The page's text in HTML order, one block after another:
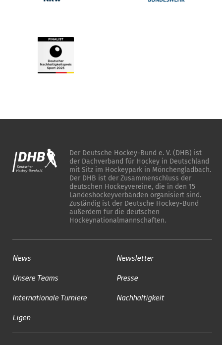
Der Deutsche Hockey-Bund e. V. (DHB) ist
der Dachverband für Hockey in Deutschland
mit Sitz im Hockeypark in Mönchengladbach.
Der DHB ist der Zusammenschluss der
deutschen Hockeyvereine, die in den 15
Landeshockeyverbänden organisiert sind.
Zuständig ist der Deutsche Hockey-Bund
außerdem für die deutschen
Hockeynationalmannschaften.
News
Unsere Teams
Internationale Turniere
Ligen
Newsletter
Presse
Nachhaltigkeit